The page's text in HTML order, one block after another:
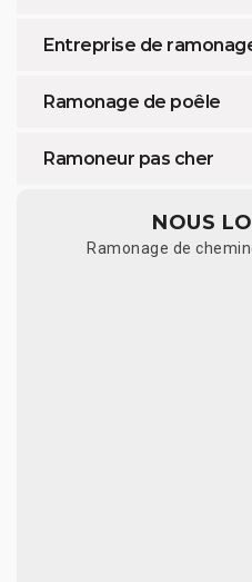
Entreprise de
Ramonage de poêle
Ramoneur pas cher
NOUS
Ramonage de